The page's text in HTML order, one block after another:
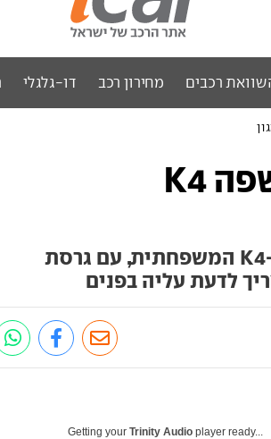
רכבים מחירון רכב דו-גלגלי
ועכשיו סטיישן: קיה חשפה K4
קיה מרחיבה את היצע הגרסאות של ה-K4 המשפחתית, עם גרסת
לדעת עליה בפנים
Getting yourTrinity Audio player ready...